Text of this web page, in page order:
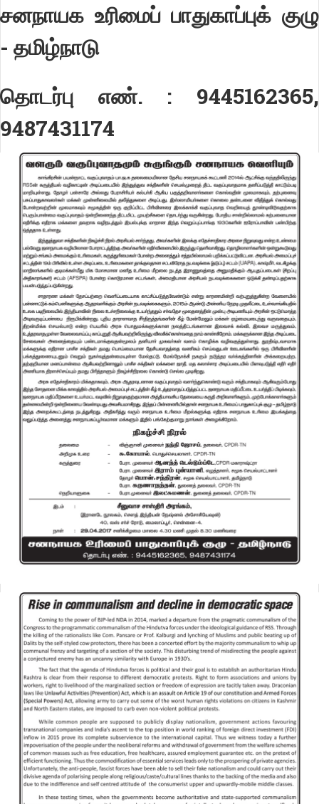
சனநாயக உரிமைப் பாதுகாப்புக் குழு
- தமிழ்நாடு
தொடர்பு எண். : 9445162365,
9487431174